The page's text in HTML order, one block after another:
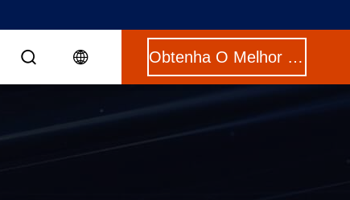
Obtenha O Melhor Preço